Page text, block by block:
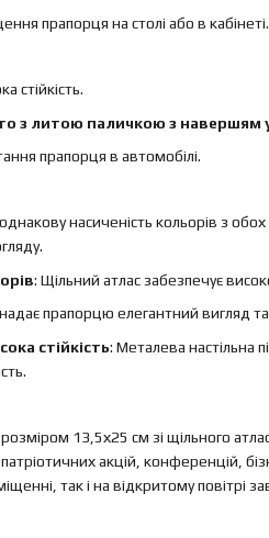
прапорця на столі або в кабінеті.
стійкість.
з литою паличкою з навершям у
прапорця в автомобілі.
насиченість кольорів з
: Щільний атлас забезпечує
прапорцю елегантний вигляд та
стійкість: Металева настільна
13,5х25 см зі щільного
акцій, конференцій,
так і на відкритому повітрі